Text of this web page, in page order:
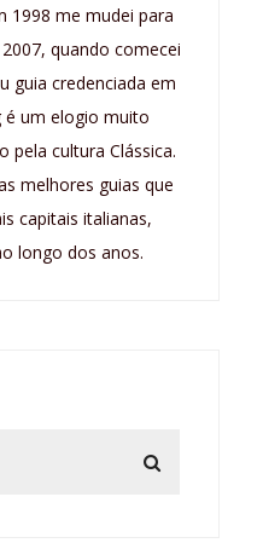
1998 me mudei para
quando comecei
guia credenciada em
é um elogio muito
pela cultura Clássica.
melhores guias que
capitais italianas,
longo dos anos.